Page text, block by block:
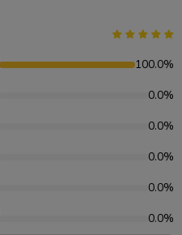
100.0%
0.0%
0.0%
0.0%
0.0%
0.0%